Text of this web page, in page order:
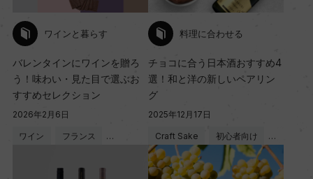
ワインと暮らす
バレンタインにワインを贈ろ
う！味わい・見た目で選ぶお
すすめセレクション
2026年2月6日
ワイン フランス …
料理に合わせる
チョコに合う日本酒おすすめ4
選！和と洋の新しいペアリン
グ
2025年12月17日
Craft Sake 初心者向け …